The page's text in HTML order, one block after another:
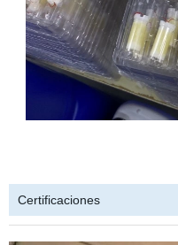
Certificaciones